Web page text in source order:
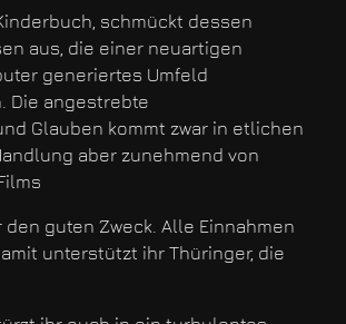
schmückt dessen
aus, die einer neuartigen
generiertes Umfeld
Die angestrebte
Glauben kommt zwar in etlichen
aber zunehmend von
guten Zweck. Alle Einnahmen
unterstützt ihr Thüringer, die